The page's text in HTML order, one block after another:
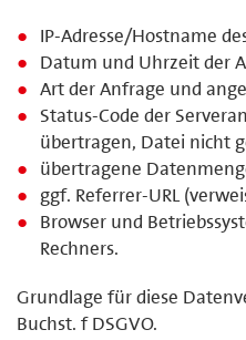
IP-Adresse/Hostname
Datum und Uhrzeit der
Art der Anfrage und
Status-Code der
übertragen, Datei nicht
übertragene
ggf. Referrer-URL
Browser und
Rechners.
Grundlage für diese
Buchst. f DSGVO.